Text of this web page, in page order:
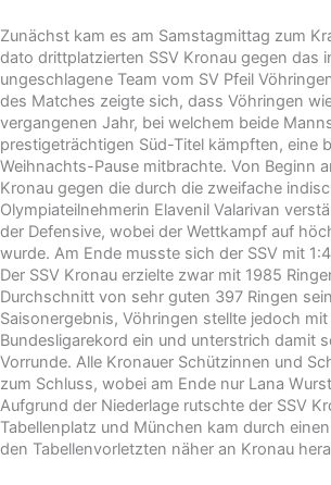
Zunächst kam es am Samstagmittag zum
dato drittplatzierten SSV Kronau gegen das
ungeschlagene Team vom SV Pfeil
des Matches zeigte sich, dass Vöhringen
vergangenen Jahr, bei welchem beide
prestigeträchtigen Süd-Titel kämpften, eine
Weihnachts-Pause mitbrachte. Von Beginn
Kronau gegen die durch die zweifache
Olympiateilnehmerin Elavenil Valarivan
der Defensive, wobei der Wettkampf auf
wurde. Am Ende musste sich der SSV mit
Der SSV Kronau erzielte zwar mit 1985
Durchschnitt von sehr guten 397 Ringen
Saisonergebnis, Vöhringen stellte jedoch
Bundesligarekord ein und unterstrich damit
Vorrunde. Alle Kronauer Schützinnen und
zum Schluss, wobei am Ende nur Lana
Aufgrund der Niederlage rutschte der SSV
Tabellenplatz und München kam durch
den Tabellenvorletzten näher an Kronau